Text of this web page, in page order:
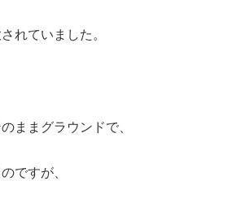
れていました。
ままグラウンドで、
ですが、